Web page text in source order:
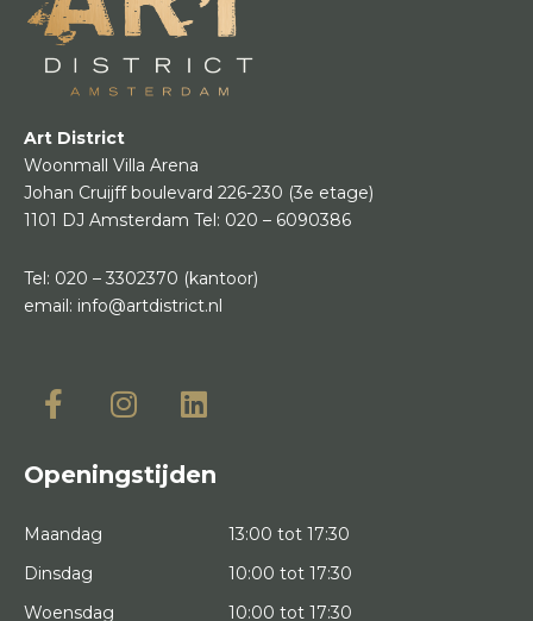
Art District
Woonmall Villa Arena
Johan Cruijff boulevard 226-230 (3e etage)
1101 DJ Amsterdam Tel: 020 – 6090386
Tel: 020 – 3302370 (kantoor)
email: info@artdistrict.nl
Openingstijden
Maandag
13:00 tot 17:30
Dinsdag
10:00 tot 17:30
Woensdag
10:00 tot 17:30